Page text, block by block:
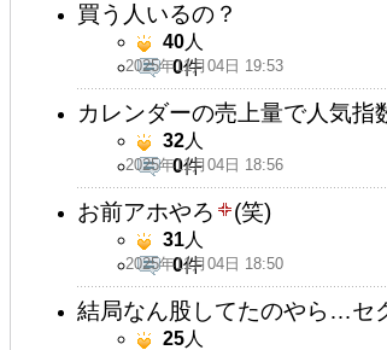
買う人いるの？
2025年11月04日 19:53
40人
0件
カレンダーの売上量で人気指
2025年11月04日 18:56
32人
0件
お前アホやろ (笑)
2025年11月04日 18:50
31人
0件
結局なん股してたのやら…セ
25人